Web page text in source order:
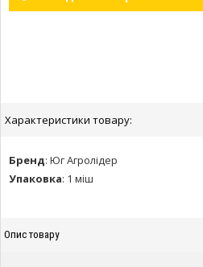
Характеристики товару:
Бренд: Юг Агролідер
Упаковка: 1 міш
Опис товару